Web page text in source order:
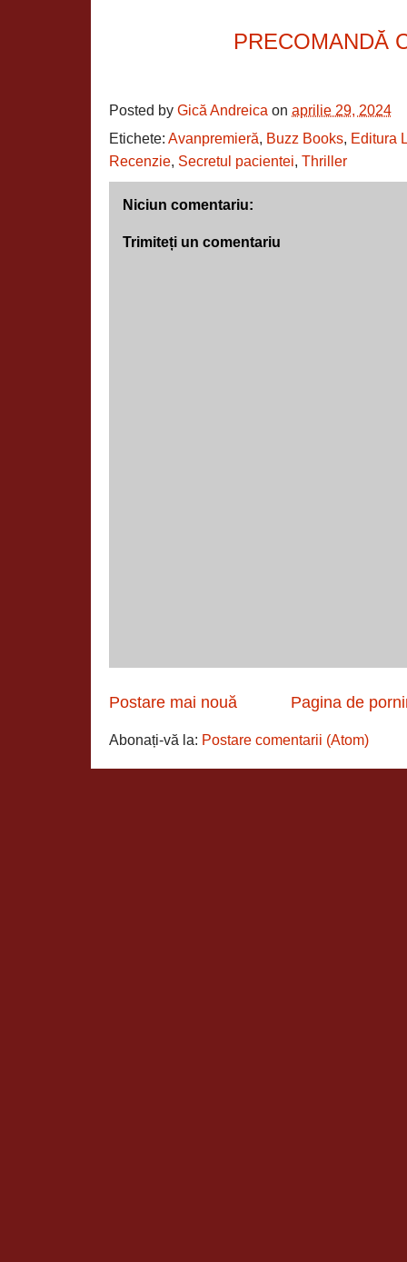
PRECOMANDĂ
Posted by Gică Andreica on aprilie 29, 2024
Etichete: Avanpremieră, Buzz Books, Editura
Recenzie, Secretul pacientei, Thriller
Niciun comentariu:
Trimiteți un comentariu
Postare mai nouă Pagina de
Abonați-vă la: Postare comentarii (Atom)